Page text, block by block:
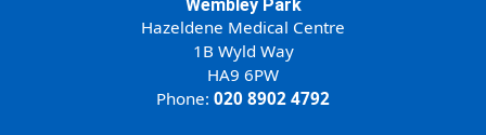
Wembley Park
Hazeldene Medical Centre
1B Wyld Way
HA9 6PW
Phone: 020 8902 4792